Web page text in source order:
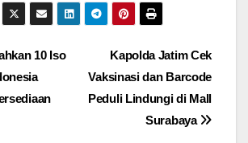
Kapolda Jatim Cek
Vaksinasi dan Barcode
Peduli Lindungi di Mall
Surabaya
10 Iso